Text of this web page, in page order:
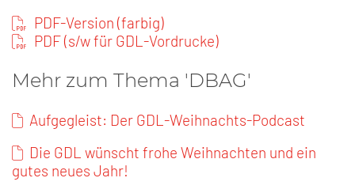
PDF-Version (farbig)
PDF (s/w für GDL-Vordrucke)
Mehr zum Thema 'DBAG'
Aufgegleist: Der GDL-Weihnachts-Podcast
Die GDL wünscht frohe Weihnachten und ein
gutes neues Jahr!